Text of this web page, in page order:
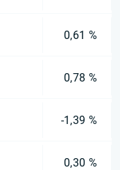
0,61 %
0,78 %
-1,39 %
0,30 %